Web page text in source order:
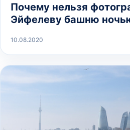
Почему нельзя
Эйфелеву башню
10.08.2020